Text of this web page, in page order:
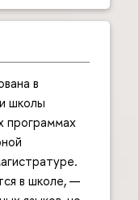
в
школы
программах
в школе, —